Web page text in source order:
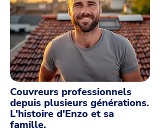
Couvreurs professionnels
depuis plusieurs générations.
L'histoire d'Enzo et sa
famille.